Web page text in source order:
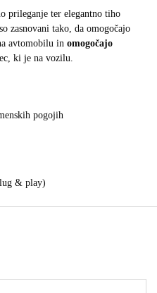
prileganje ter elegantno tiho
zasnovani tako, da omogočajo
avtomobilu in omogočajo
ki je na vozilu.
pogojih
& play)